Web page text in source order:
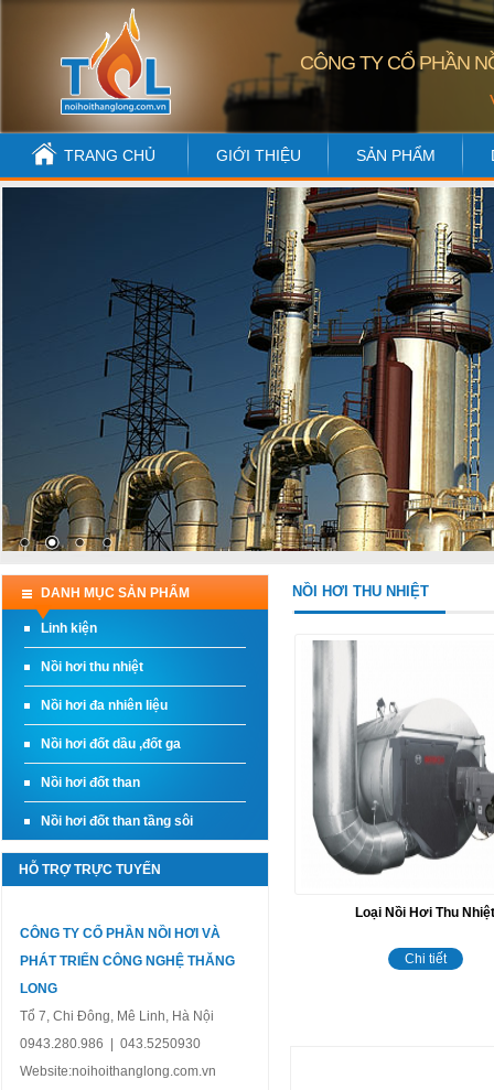
CÔNG TY CỔ PHẦN
TRANG CHỦ GIỚI THIỆU SẢN PHẨM
DANH MỤC SẢN PHẨM
Linh kiện
Nồi hơi thu nhiệt
Nồi hơi đa nhiên liệu
Nồi hơi đốt dầu ,đốt ga
Nồi hơi đốt than
Nồi hơi đốt than tầng sôi
HỖ TRỢ TRỰC TUYẾN
CÔNG TY CỔ PHẦN NỒI HƠI VÀ
PHÁT TRIỂN CÔNG NGHỆ THĂNG
LONG
Tổ 7, Chi Đông, Mê Linh, Hà Nội
0943.280.986 | 043.5250930
Website:noihoithanglong.com.vn
NỒI HƠI THU NHIỆT
Loại Nồi Hơi Thu Nhiệt
Chi tiết